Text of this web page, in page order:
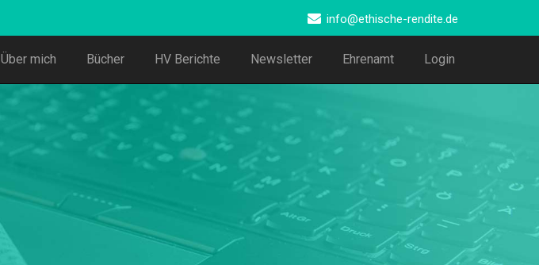
info@ethische-rendite.de
Über mich Bücher HV Berichte Newsletter Ehrenamt Login